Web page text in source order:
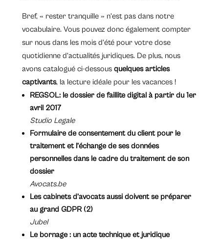
Bref, « rester tranquille » n’est pas dans notre
vocabulaire. Vous pouvez donc également compter
sur nous dans les mois d’été pour votre dose
quotidienne d’actualités juridiques. De plus, nous
avons catalogué ci-dessous quelques articles
captivants, la lecture idéale pour les vacances !
REGSOL: le dossier de faillite digital à partir du 1er
avril 2017
Studio Legale
Formulaire de consentement du client pour le
traitement et l’échange de ses données
personnelles dans le cadre du traitement de son
dossier
Avocats.be
Les cabinets d’avocats aussi doivent se préparer
au grand GDPR (2)
Jubel
Le bornage : un acte technique et juridique